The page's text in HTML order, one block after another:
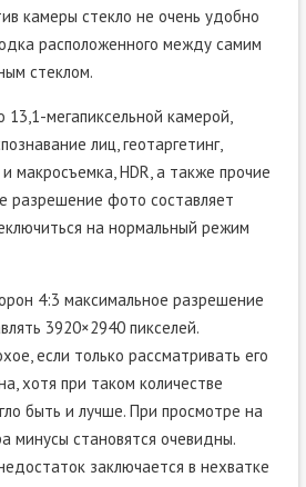
камеры стекло не очень удобно
расположенного между самим
стеклом.
мегапиксельной камерой,
лиц, геотаргетинг,
макросъемка, HDR, а также прочие
разрешение фото составляет
на нормальный режим
4:3 максимальное разрешение
3920×2940 пикселей.
если только рассматривать его
хотя при таком количестве
быть и лучше. При просмотре на
минусы становятся очевидны.
заключается в нехватке